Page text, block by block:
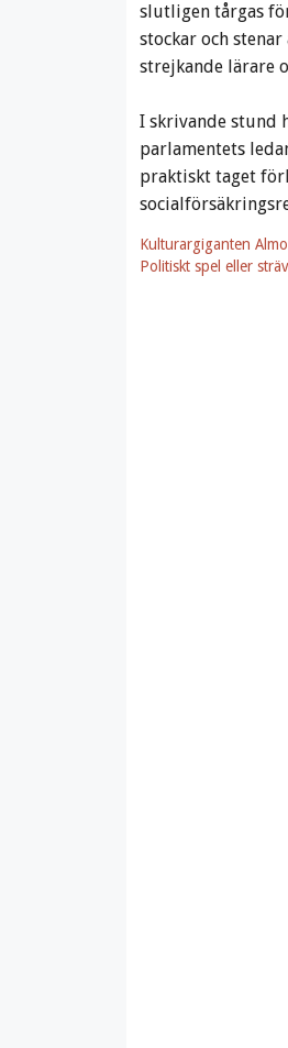
slutligen tårgas
stockar och
strejkande lärare
I skrivande stund
parlamentets
praktiskt taget
Kulturargiganten
Politiskt spel eller